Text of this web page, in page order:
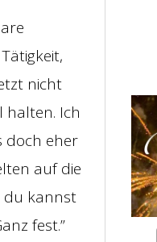
nicht
halten. Ich
doch eher
auf die
du kannst
fest.”